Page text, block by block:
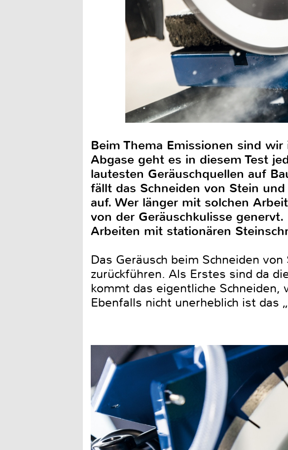
Beim Thema Emissionen sind
Abgase geht es in diesem Test
lautesten Geräuschquellen auf
fällt das Schneiden von Stein
auf. Wer länger mit solchen
von der Geräuschkulisse
Arbeiten mit stationären
Das Geräusch beim Schneiden
zurückführen. Als Erstes sind da
kommt das eigentliche Schneiden,
Ebenfalls nicht unerheblich ist das